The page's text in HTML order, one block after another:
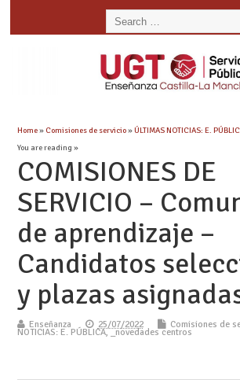
Home» Comisiones de servicio»ÚLTIMAS NOTICIAS: E.
You are reading »
COMISIONES DE
SERVICIO –
de aprendizaje –
Candidatos
y plazas
Enseñanza 25/07/2022 Comisiones de
NOTICIAS: E. PÚBLICA,_novedades centros